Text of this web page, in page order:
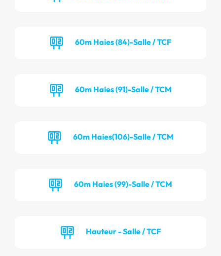
60m Haies (84)-Salle / TCF
60m Haies (91)-Salle / TCM
60m Haies(106)-Salle / TCM
60m Haies (99)-Salle / TCM
Hauteur - Salle / TCF